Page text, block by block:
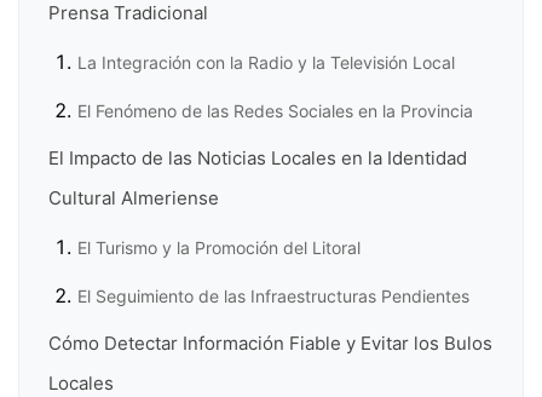
Prensa Tradicional
La Integración con la Radio y la Televisión Local
El Fenómeno de las Redes Sociales en la Provincia
El Impacto de las Noticias Locales en la Identidad
Cultural Almeriense
El Turismo y la Promoción del Litoral
El Seguimiento de las Infraestructuras Pendientes
Cómo Detectar Información Fiable y Evitar los Bulos
Locales